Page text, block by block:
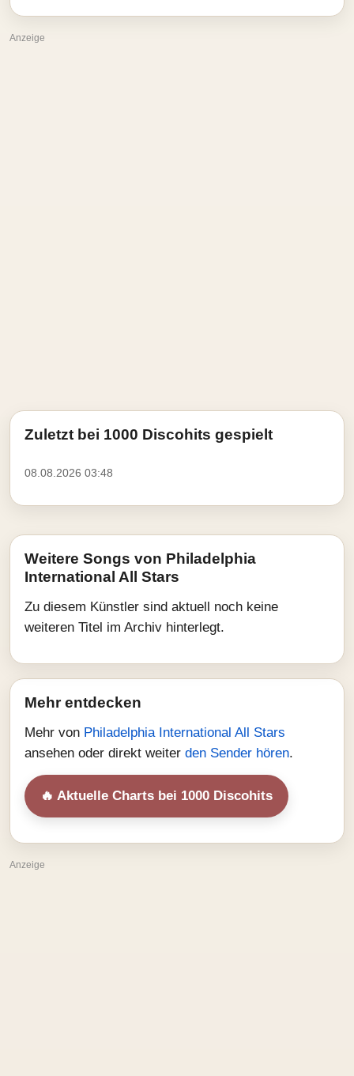
Anzeige
Zuletzt bei 1000 Discohits gespielt
08.08.2026 03:48
Weitere Songs von Philadelphia
International All Stars
Zu diesem Künstler sind aktuell noch keine
weiteren Titel im Archiv hinterlegt.
Mehr entdecken
Mehr von Philadelphia International All Stars
ansehen oder direkt weiter den Sender hören.
🔥 Aktuelle Charts bei 1000 Discohits
Anzeige